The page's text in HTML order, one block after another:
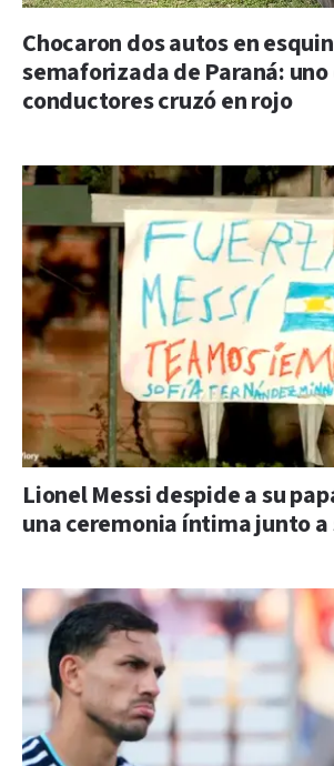
Chocaron dos autos en
semaforizada de Paraná: uno
conductores cruzó en rojo
Lionel Messi despide a su
una ceremonia íntima junto